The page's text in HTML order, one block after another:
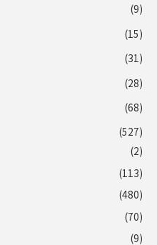
(9)
(15)
(31)
(28)
(68)
(527)
(2)
(113)
(480)
(70)
(9)